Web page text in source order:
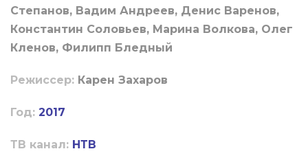
Степанов, Вадим Андреев, Денис Варенов,
Константин Соловьев, Марина Волкова, Олег
Кленов, Филипп Бледный
Режиссер: Карен Захаров
Год: 2017
ТВ канал: НТВ